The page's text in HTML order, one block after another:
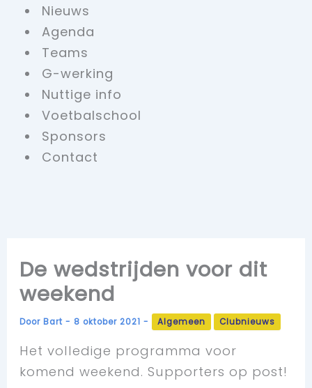
Nieuws
Agenda
Teams
G-werking
Nuttige info
Voetbalschool
Sponsors
Contact
De wedstrijden voor dit
weekend
Door Bart- 8 oktober 2021- Algemeen Clubnieuws
Het volledige programma voor
komend weekend. Supporters op post!